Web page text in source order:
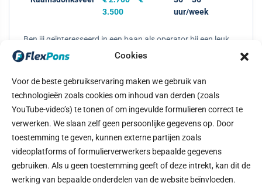
Cookies
Voor de beste gebruikservaring maken we gebruik van
technologieën zoals cookies om inhoud van derden (zoals
YouTube-video’s) te tonen of om ingevulde formulieren correct te
verwerken. We slaan zelf geen persoonlijke gegevens op. Door
toestemming te geven, kunnen externe partijen zoals
videoplatforms of formulierverwerkers bepaalde gegevens
gebruiken. Als u geen toestemming geeft of deze intrekt, kan dit de
werking van bepaalde onderdelen van de website beïnvloeden.
3.500
uur/week
Ben jij geïnteresseerd in een baan als operator bij een leuk
dynamisch productiebedrijf? Lees dan snel deze vacature!
opzoek naar een gedreven (starter) operator voor de
golfkartonmachine.
Bekijk vacature